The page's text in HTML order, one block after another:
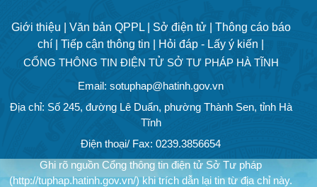
Giới thiệu | Văn bản QPPL | Sở điện tử |
Thông cáo báo
chí |
Tiếp cận thông tin |
Hỏi đáp - Lấy ý kiến |
CỔNG THÔNG TIN ĐIỆN TỬ SỞ TƯ PHÁP HÀ TĨNH
Email: sotuphap@hatinh.gov.vn
Địa chỉ: Số 245, đường Lê Duẩn, phường Thành Sen, tỉnh Hà
Tĩnh
Điện thoại/ Fax: 0239.3856654
Ghi rõ nguồn Cổng thông tin điện tử Sở Tư pháp
(http://tuphap.hatinh.gov.vn/) khi trích dẫn lại tin từ địa chỉ này.